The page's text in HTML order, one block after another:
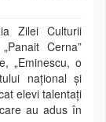
Zilei Culturii
Cerna”
„Eminescu, o
național și
elevi talentați
au adus în